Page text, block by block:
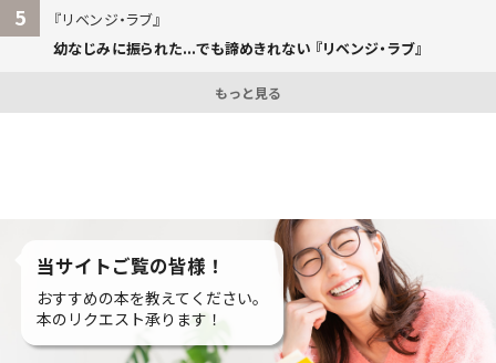
5
リベンジ・ラブ
幼なじみに振られた...でも諦めきれない 『リベンジ・ラブ』
もっと見る
当サイトご覧の皆様！
おすすめの本を教えてください。
本のリクエスト承ります！